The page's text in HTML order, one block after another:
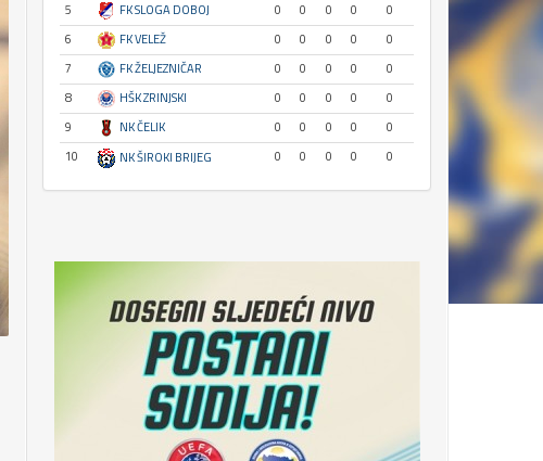
5
FK SLOGA DOBOJ 0 0 0 0
0
6
FK VELEŽ 0 0 0 0
0
7
FK ŽELJEZNIČAR 0 0 0 0
0
8
HŠK ZRINJSKI 0 0 0 0
0
9
NK ČELIK 0 0 0 0
0
10
NK ŠIROKI BRIJEG 0 0 0 0 0